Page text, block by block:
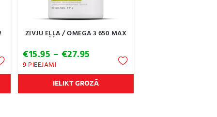
ZIVJU EĻĻA / OMEGA 3 650 MAX
€15.95 – €27.95
€15.95
through
€27.95
9 PIEEJAMI
IELIKT GROZĀ